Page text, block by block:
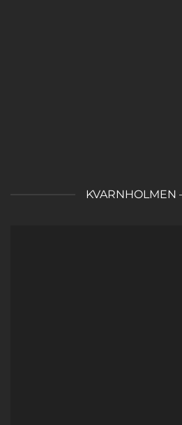
KVARNHOLMEN